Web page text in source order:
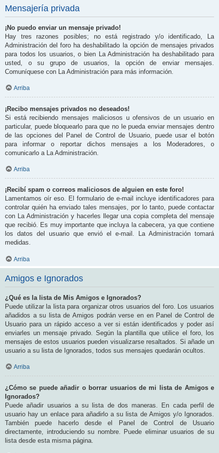
Mensajería privada
¡No puedo enviar un mensaje privado!
Hay tres razones posibles; no está registrado y/o identificado, La
Administración del foro ha deshabilitado la opción de mensajes privados
para todos los usuarios, o bien La Administración ha deshabilitado para
usted, o su grupo de usuarios, la opción de enviar mensajes.
Comuníquese con La Administración para más información.
Arriba
¡Recibo mensajes privados no deseados!
Si está recibiendo mensajes maliciosos u ofensivos de un usuario en
particular, puede bloquearlo para que no le pueda enviar mensajes dentro
de las opciones del Panel de Control de Usuario, puede usar el botón
para informar o reportar dichos mensajes a los Moderadores, o
comunicarlo a La Administración.
Arriba
¡Recibí spam o correos maliciosos de alguien en este foro!
Lamentamos oír eso. El formulario de e-mail incluye identificadores para
controlar quién ha enviado tales mensajes, por lo tanto, puede contactar
con La Administración y hacerles llegar una copia completa del mensaje
que recibió. Es muy importante que incluya la cabecera, ya que contiene
los datos del usuario que envió el e-mail. La Administración tomará
medidas.
Arriba
Amigos e Ignorados
¿Qué es la lista de Mis Amigos e Ignorados?
Puede utilizar la lista para organizar otros usuarios del foro. Los usuarios
añadidos a su lista de Amigos podrán verse en en Panel de Control de
Usuario para un rápido acceso a ver si están identificados y poder así
enviarles un mensaje privado. Según la plantilla que utilice el foro, los
mensajes de estos usuarios pueden visualizarse resaltados. Si añade un
usuario a su lista de Ignorados, todos sus mensajes quedarán ocultos.
Arriba
¿Cómo se puede añadir o borrar usuarios de mi lista de Amigos e
Ignorados?
Puede añadir usuarios a su lista de dos maneras. En cada perfil de
usuario hay un enlace para añadirlo a su lista de Amigos y/o Ignorados.
También puede hacerlo desde el Panel de Control de Usuario
directamente, introduciendo su nombre. Puede eliminar usuarios de su
lista desde esta misma página.